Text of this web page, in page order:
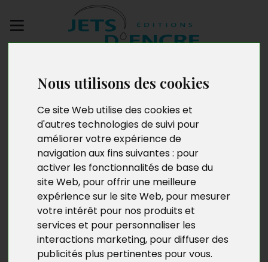
Nous utilisons des cookies
Ce site Web utilise des cookies et
d'autres technologies de suivi pour
améliorer votre expérience de
navigation aux fins suivantes : pour
activer les fonctionnalités de base du
site Web, pour offrir une meilleure
expérience sur le site Web, pour mesurer
votre intérêt pour nos produits et
services et pour personnaliser les
interactions marketing, pour diffuser des
publicités plus pertinentes pour vous.
manuscrit
Le Recueil des pleurs